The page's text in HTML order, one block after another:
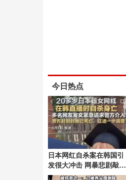
今日热点
日本网红自杀案在韩国引
发很大冲击 网暴悲剧敲响
警钟